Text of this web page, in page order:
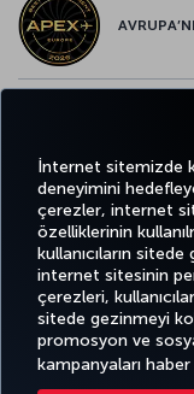
İnternet sitemizde
deneyimini
çerezler, internet
özelliklerinin
kullanıcıların sitede
internet sitesinin
çerezleri,
sitede gezinmeyi
promosyon ve
kampanyaları
Twitter
BİLET
AL VE
YÖNET
DENEYİM